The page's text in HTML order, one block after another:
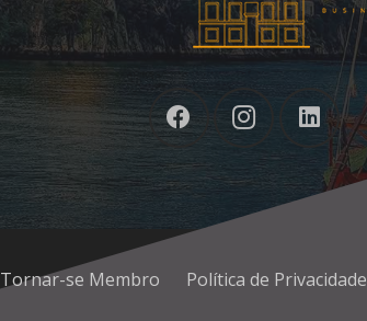
Tornar-se Membro Política de Privacidade